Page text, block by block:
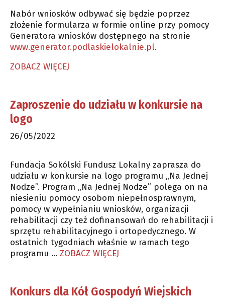
Nabór wniosków odbywać się będzie poprzez
złożenie formularza w formie online przy pomocy
Generatora wniosków dostępnego na stronie
www.generator.podlaskielokalnie.pl.
ZOBACZ WIĘCEJ
Zaproszenie do udziału w konkursie na
logo
26/05/2022
Fundacja Sokólski Fundusz Lokalny zaprasza do
udziału w konkursie na logo programu „Na Jednej
Nodze”. Program „Na Jednej Nodze” polega on na
niesieniu pomocy osobom niepełnosprawnym,
pomocy w wypełnianiu wniosków, organizacji
rehabilitacji czy też dofinansowań do rehabilitacji i
sprzętu rehabilitacyjnego i ortopedycznego. W
ostatnich tygodniach właśnie w ramach tego
programu … ZOBACZ WIĘCEJ
Konkurs dla Kół Gospodyń Wiejskich